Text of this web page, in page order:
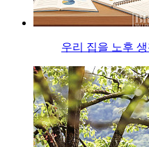
우리 집을 노후